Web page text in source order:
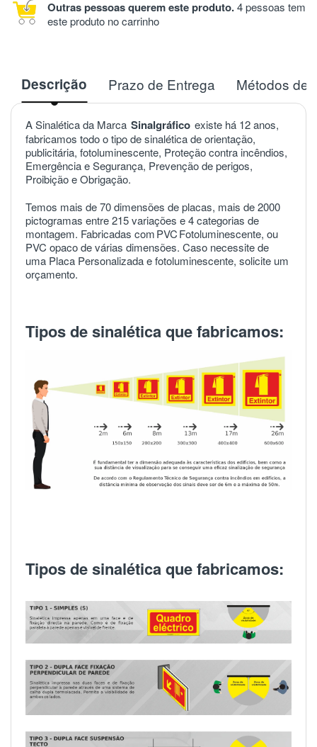
Outras pessoas querem este produto.4 pessoas tem
este produto no carrinho
Descrição Prazo de Entrega Métodos de
A Sinalética da Marca Sinalgráfico existe há 12 anos,
fabricamos todo o tipo de sinalética de orientação,
publicitária, fotoluminescente, Proteção contra incêndios,
Emergência e Segurança, Prevenção de perigos,
Proibição e Obrigação.
Temos mais de 70 dimensões de placas, mais de 2000
pictogramas entre 215 variações e 4 categorias de
montagem. Fabricadas comPVCFotoluminescente, ou
PVC opaco de várias dimensões. Caso necessite de
uma Placa Personalizada e fotoluminescente, solicite um
orçamento.
Tipos de sinalética que fabricamos:
Tipos de sinalética que fabricamos: